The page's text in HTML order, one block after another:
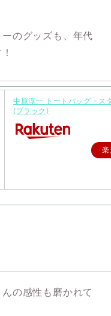
のグッズも、年代
中原淳一 トートバッグ・ス
(ブラック)
の感性も磨かれて